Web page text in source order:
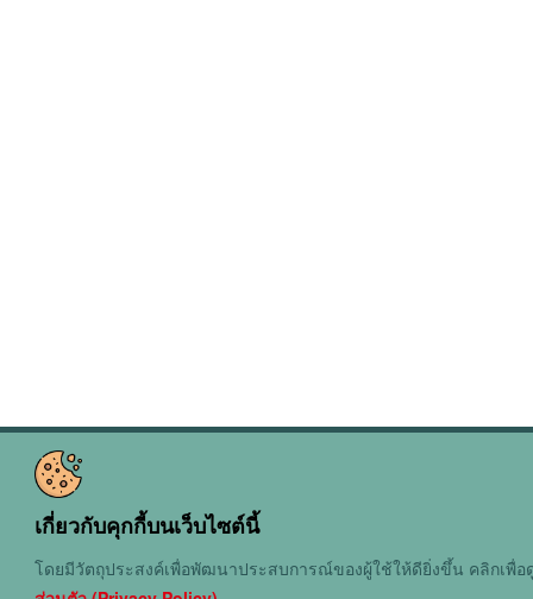
เกี่ยวกับคุกกี้บนเว็บไซต์นี้
โดยมีวัตถุประสงค์เพื่อพัฒนาประสบการณ์ของผู้ใช้ให้ดียิ่งขึ้น คลิกเพื่